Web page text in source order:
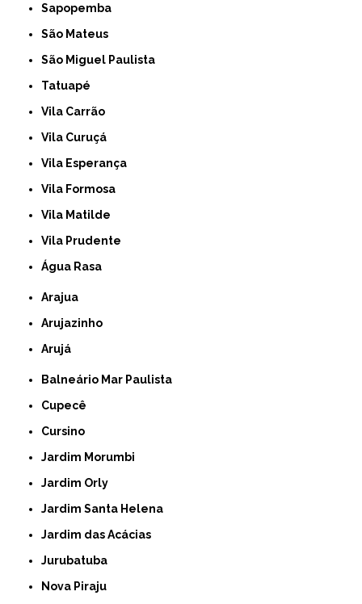
Sapopemba
São Mateus
São Miguel Paulista
Tatuapé
Vila Carrão
Vila Curuçá
Vila Esperança
Vila Formosa
Vila Matilde
Vila Prudente
Água Rasa
Arajua
Arujazinho
Arujá
Balneário Mar Paulista
Cupecê
Cursino
Jardim Morumbi
Jardim Orly
Jardim Santa Helena
Jardim das Acácias
Jurubatuba
Nova Piraju